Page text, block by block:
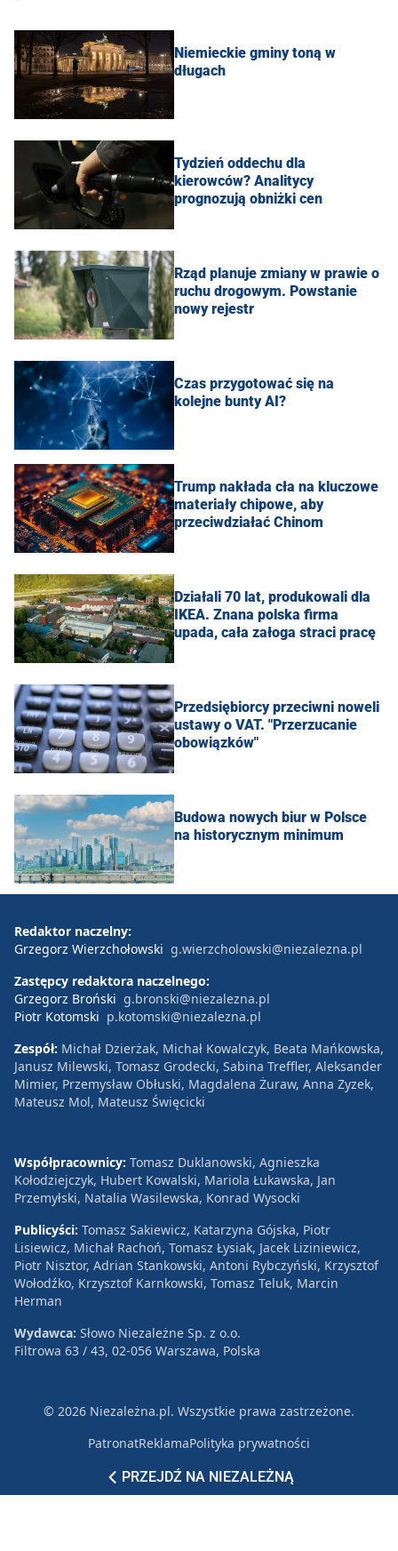
Niemieckie gminy toną w
długach
Tydzień oddechu dla
kierowców? Analitycy
prognozują obniżki cen
Rząd planuje zmiany w prawie o
ruchu drogowym. Powstanie
nowy rejestr
Czas przygotować się na
kolejne bunty AI?
Trump nakłada cła na kluczowe
materiały chipowe, aby
przeciwdziałać Chinom
Działali 70 lat, produkowali dla
IKEA. Znana polska firma
upada, cała załoga straci pracę
Przedsiębiorcy przeciwni noweli
ustawy o VAT. "Przerzucanie
obowiązków"
Budowa nowych biur w Polsce
na historycznym minimum
PRZEJDŹ NA NIEZALEŻNĄ
Redaktor naczelny:
Grzegorz Wierzchołowski g.wierzcholowski@niezalezna.pl
Zastępcy redaktora naczelnego:
Grzegorz Broński g.bronski@niezalezna.pl
Piotr Kotomski p.kotomski@niezalezna.pl
Zespół: Michał Dzierżak, Michał Kowalczyk, Beata Mańkowska,
Janusz Milewski, Tomasz Grodecki, Sabina Treffler, Aleksander
Mimier, Przemysław Obłuski, Magdalena Żuraw, Anna Zyzek,
Mateusz Mol, Mateusz Święcicki
Współpracownicy: Tomasz Duklanowski, Agnieszka
Kołodziejczyk, Hubert Kowalski, Mariola Łukawska, Jan
Przemyłski, Natalia Wasilewska, Konrad Wysocki
Publicyści: Tomasz Sakiewicz, Katarzyna Gójska, Piotr
Lisiewicz, Michał Rachoń, Tomasz Łysiak, Jacek Liziniewicz,
Piotr Nisztor, Adrian Stankowski, Antoni Rybczyński, Krzysztof
Wołodźko, Krzysztof Karnkowski, Tomasz Teluk, Marcin
Herman
Wydawca: Słowo Niezależne Sp. z o.o.
Filtrowa 63 / 43, 02-056 Warszawa, Polska
© 2026 Niezależna.pl. Wszystkie prawa zastrzeżone.
PatronatReklamaPolityka prywatności